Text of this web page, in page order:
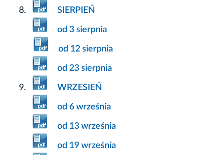
SIERPIEŃ
od 3 sierpnia
od 12 sierpnia
od 23 sierpnia
WRZESIEŃ
od 6 września
od 13 września
od 19 września